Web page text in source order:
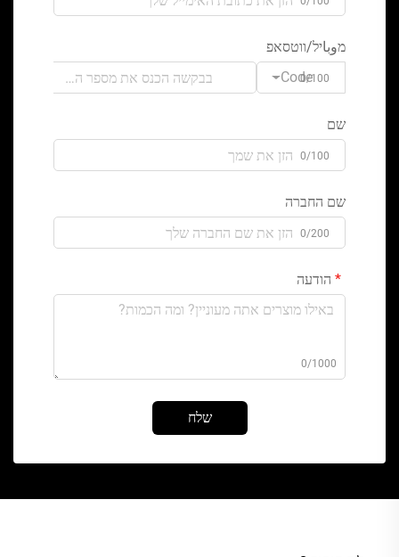
מوباיל/ווטסאפ
Code0/100
שם
0/100
שם החברה
0/200
הודעה
0/1000
שלח